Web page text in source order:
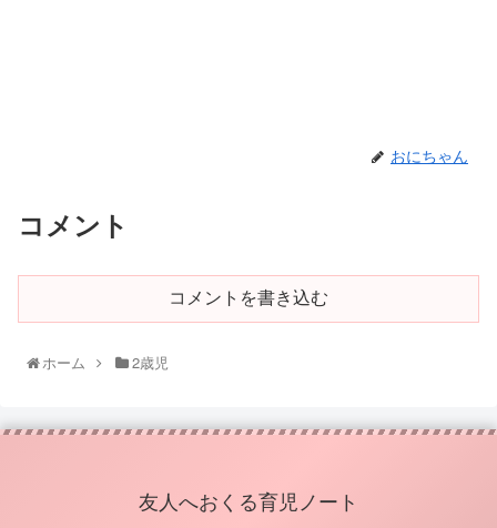
おにちゃん
コメント
コメントを書き込む
ホーム 2歳児
友人へおくる育児ノート